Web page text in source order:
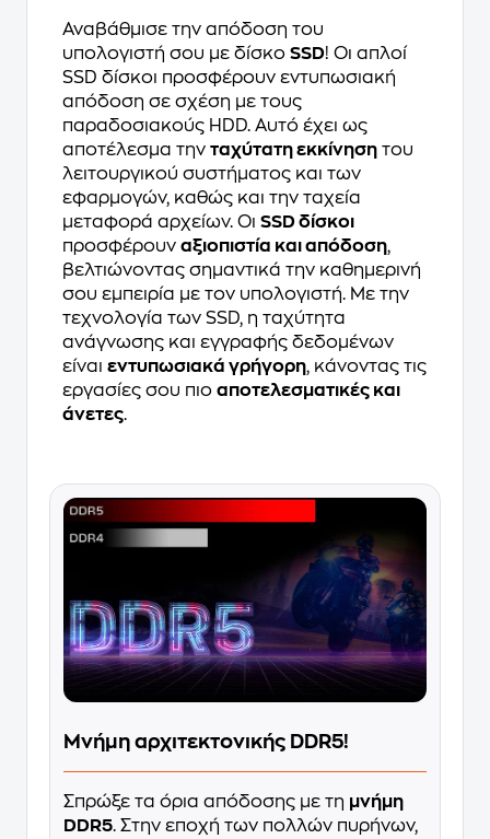
Αναβάθμισε την απόδοση του
υπολογιστή σου με δίσκο SSD! Οι απλοί
SSD δίσκοι προσφέρουν εντυπωσιακή
απόδοση σε σχέση με τους
παραδοσιακούς HDD. Αυτό έχει ως
αποτέλεσμα την ταχύτατη εκκίνηση του
λειτουργικού συστήματος και των
εφαρμογών, καθώς και την ταχεία
μεταφορά αρχείων. Οι SSD δίσκοι
προσφέρουν αξιοπιστία και απόδοση,
βελτιώνοντας σημαντικά την καθημερινή
σου εμπειρία με τον υπολογιστή. Με την
τεχνολογία των SSD, η ταχύτητα
ανάγνωσης και εγγραφής δεδομένων
είναι εντυπωσιακά γρήγορη, κάνοντας τις
εργασίες σου πιο αποτελεσματικές και
άνετες.
Μνήμη αρχιτεκτονικής DDR5!
Σπρώξε τα όρια απόδοσης με τη μνήμη
DDR5. Στην εποχή των πολλών πυρήνων,